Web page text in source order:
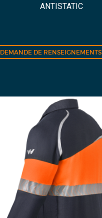
ANTISTATIC
DEMANDE DE RENSEIGNEMENTS